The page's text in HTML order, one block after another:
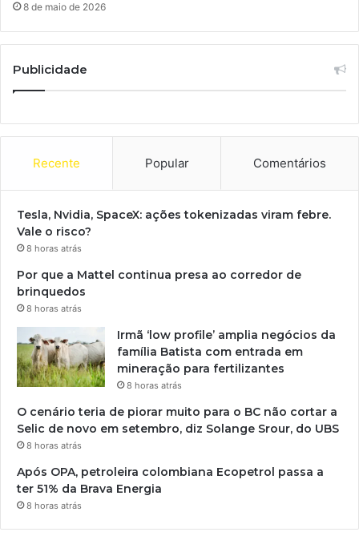
8 de maio de 2026
Publicidade
Recente Popular Comentários
Tesla, Nvidia, SpaceX: ações tokenizadas viram febre.
Vale o risco?
8 horas atrás
Por que a Mattel continua presa ao corredor de
brinquedos
8 horas atrás
Irmã ‘low profile’ amplia negócios da
família Batista com entrada em
mineração para fertilizantes
8 horas atrás
O cenário teria de piorar muito para o BC não cortar a
Selic de novo em setembro, diz Solange Srour, do UBS
8 horas atrás
Após OPA, petroleira colombiana Ecopetrol passa a
ter 51% da Brava Energia
8 horas atrás